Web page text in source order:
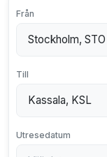
Från
Till
Utresedatum